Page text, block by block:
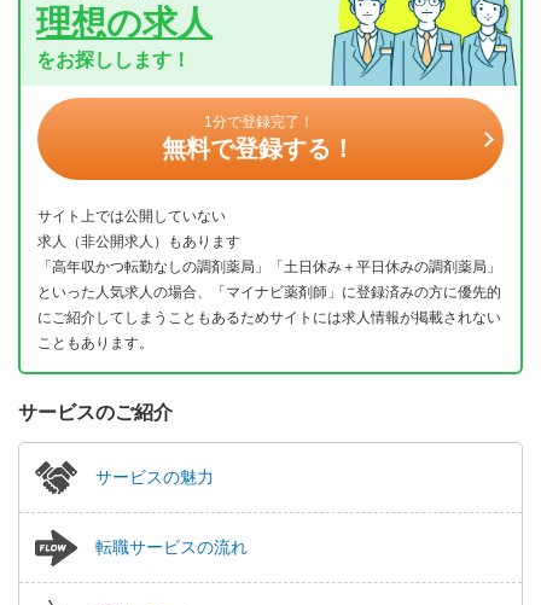
理想の求人
をお探しします！
1分で登録完了！
無料で登録する！
サイト上では公開していない
求人（非公開求人）もあります
「高年収かつ転勤なしの調剤薬局」「土日休み＋平日休みの調剤薬局」
といった人気求人の場合、「マイナビ薬剤師」に登録済みの方に優先的
にご紹介してしまうこともあるためサイトには求人情報が掲載されない
こともあります。
サービスのご紹介
サービスの魅力
転職サービスの流れ